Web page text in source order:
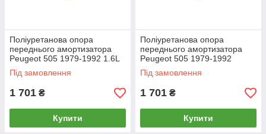
Поліуретанова опора
переднього амортизатора
Peugeot 505 1979-1992 1.6L
кругла
Під замовлення
1 701 ₴
Купити
Поліуретанова опора
переднього амортизатора
Peugeot 505 1979-1992
кругла
Під замовлення
1 701 ₴
Купити